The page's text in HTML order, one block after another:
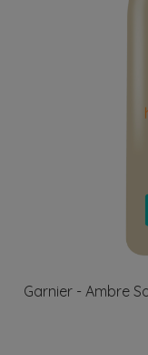
Garnier - Ambre